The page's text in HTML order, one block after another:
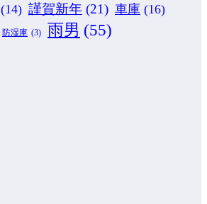
(14) 謹賀新年 (21) 車庫 (16)
防湿庫 (3) 雨男 (55)